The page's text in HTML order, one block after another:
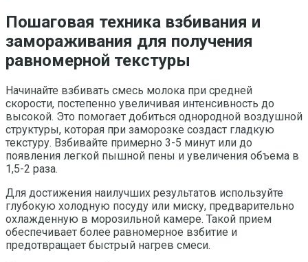
Пошаговая техника взбивания и
замораживания для получения
равномерной текстуры
Начинайте взбивать смесь молока при средней
скорости, постепенно увеличивая интенсивность до
высокой. Это помогает добиться однородной воздушной
структуры, которая при заморозке создаст гладкую
текстуру. Взбивайте примерно 3-5 минут или до
появления легкой пышной пены и увеличения объема в
1,5-2 раза.
Для достижения наилучших результатов используйте
глубокую холодную посуду или миску, предварительно
охлажденную в морозильной камере. Такой прием
обеспечивает более равномерное взбитие и
предотвращает быстрый нагрев смеси.